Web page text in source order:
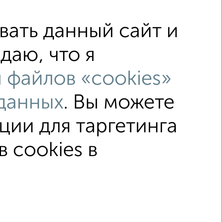
посредников С холодильником
С телевизором С интернетом
без балкона
данный сайт и
что я
файлов «cookies»
. Вы можете
для таргетинга
cookies в